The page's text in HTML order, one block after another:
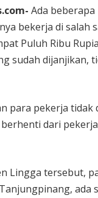
Ada
bekerja di
Puluh Ribu
sudah
para pekerja
dari
Lingga tersebut,